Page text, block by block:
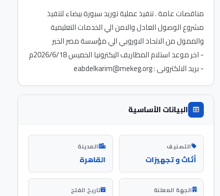
مناقصات عامة . تنفيذ عملية توريد سبورة بيضاء لتنفيذ
مشروع الوصول العادل والامن الي الخدمات التعليمية
- بريد الالكترونى :eabdelkarim@mekeg.org
البيانات الأساسية
التصنيف
أثاث و تجهيزات
المدينة
القاهرة
الجهة المعلنة تاريخ الفتح